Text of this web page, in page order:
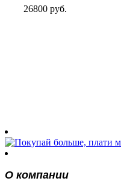
26800 руб.
О компании